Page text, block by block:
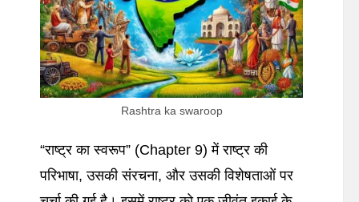
Rashtra ka swaroop
“राष्ट्र का स्वरूप” (Chapter 9) में राष्ट्र की
परिभाषा, उसकी संरचना, और उसकी विशेषताओं पर